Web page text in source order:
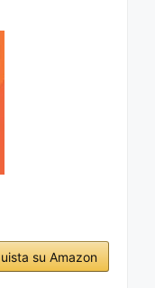
su Amazon